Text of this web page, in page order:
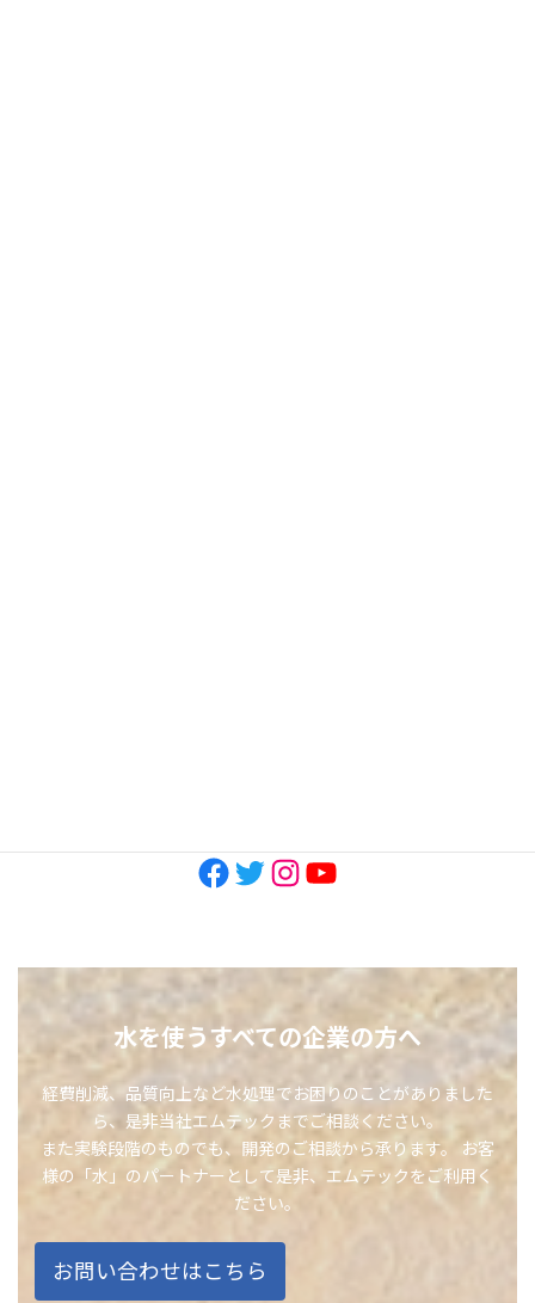
Facebook
Twitter
Instagram
YouTube
水を使うすべての企業の方へ
経費削減、品質向上など水処理でお困りのことがありました
ら、是非当社エムテックまでご相談ください。
また実験段階のものでも、開発のご相談から承ります。 お客
様の「水」のパートナーとして是非、エムテックをご利用く
ださい。
お問い合わせはこちら